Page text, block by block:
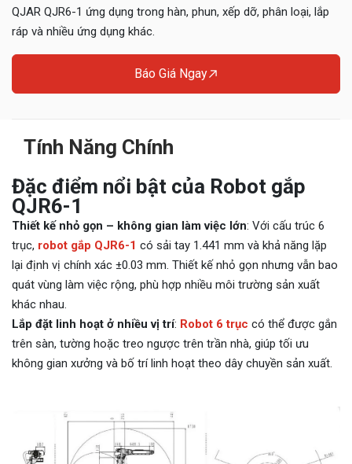
QJAR QJR6-1 ứng dụng trong hàn, phun, xếp dỡ, phân loại, lắp
ráp và nhiều ứng dụng khác.
Báo Giá Ngay
Tính Năng Chính
Đặc điểm nổi bật của Robot gắp
QJR6-1
Thiết kế nhỏ gọn – không gian làm việc lớn: Với cấu trúc 6
trục, robot gắp QJR6-1 có sải tay 1.441 mm và khả năng lặp
lại định vị chính xác ±0.03 mm. Thiết kế nhỏ gọn nhưng vẫn bao
quát vùng làm việc rộng, phù hợp nhiều môi trường sản xuất
khác nhau.
Lắp đặt linh hoạt ở nhiều vị trí: Robot 6 trục có thể được gắn
trên sàn, tường hoặc treo ngược trên trần nhà, giúp tối ưu
không gian xưởng và bố trí linh hoạt theo dây chuyền sản xuất.